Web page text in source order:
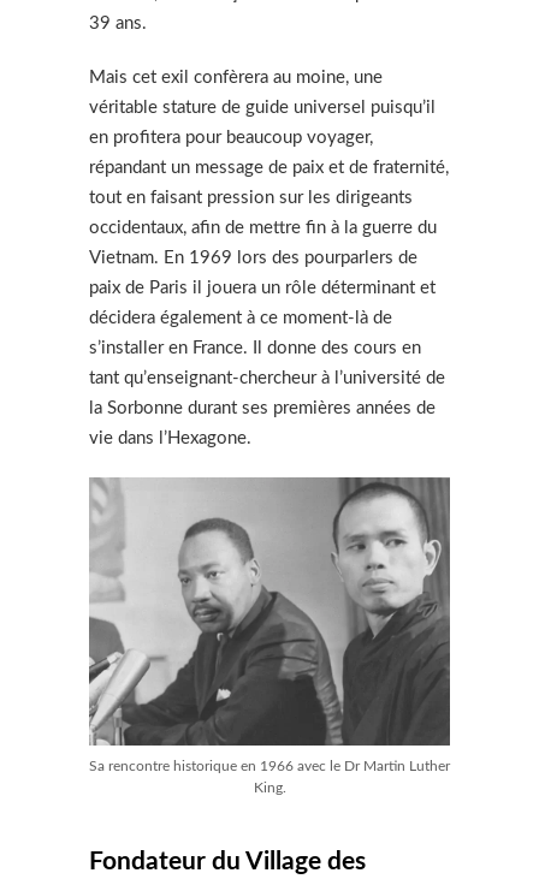
39 ans.
Mais cet exil confèrera au moine, une
véritable stature de guide universel puisqu’il
en profitera pour beaucoup voyager,
répandant un message de paix et de fraternité,
tout en faisant pression sur les dirigeants
occidentaux, afin de mettre fin à la guerre du
Vietnam. En 1969 lors des pourparlers de
paix de Paris il jouera un rôle déterminant et
décidera également à ce moment-là de
s’installer en France. Il donne des cours en
tant qu’enseignant-chercheur à l’université de
la Sorbonne durant ses premières années de
vie dans l’Hexagone.
Sa rencontre historique en 1966 avec le Dr Martin Luther
King.
Fondateur du Village des